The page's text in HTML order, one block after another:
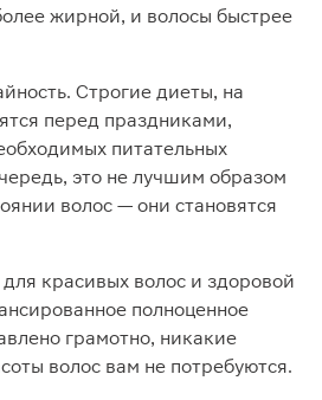
жирной, и волосы быстрее
Строгие диеты, на
перед праздниками,
питательных
это не лучшим образом
волос — они становятся
красивых волос и здоровой
полноценное
грамотно, никакие
волос вам не потребуются.